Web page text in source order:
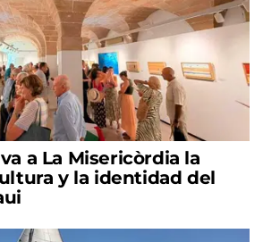
a La Misericòrdia la
y la identidad del